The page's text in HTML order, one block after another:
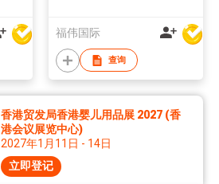
福伟国际
查询
香港贸发局香港婴儿用品展 2027 (香
港会议展览中心)
2027年1月11日 - 14日
立即登记